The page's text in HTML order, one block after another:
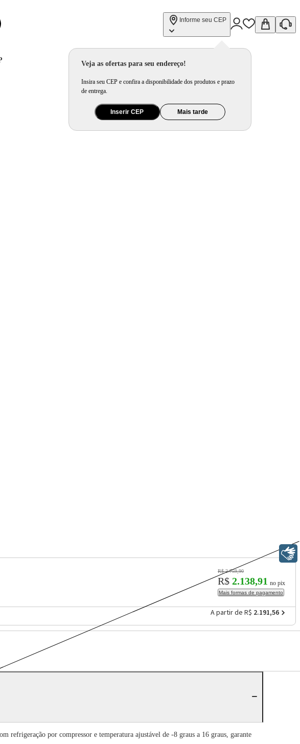
Informe seu CEP
Veja as ofertas para seu endereço!
Insira seu CEP e confira a disponibilidade dos produtos e prazo
de entrega.
Inserir CEP Mais tarde
R$ 2.759,90
R$ 2.138,91 no pix
Mais formas de pagamento
A partir de R$ 2.191,56
por compressor e temperatura ajustável de -8 graus a 16 graus, garante
Libras